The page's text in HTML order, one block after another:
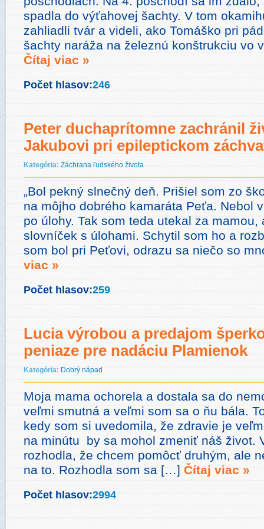
spadla do výťahovej šachty. V tom
zahliadli tvár a videli, ako Tomáško pri
šachty naráža na železnú konštrukciu vo
Čítaj viac »
Počet hlasov:246
Peter duchaprítomne zachránil
Jakubovi pri epileptickom
Kategória: Záchrana ľudského života
„Bol pekný slnečný deň. Prišiel som zo
na môjho dobrého kamaráta Peťa. Nebol
po úlohy. Tak som teda utekal za mamou,
slovníček s úlohami. Schytil som ho a
som bol pri Peťovi, odrazu sa niečo so
viac »
Počet hlasov:259
Lucia výrobou a predajom
peniaze pre nadáciu Plamienok
Kategória: Dobrý nápad
Moja mama ochorela a dostala sa do
veľmi smutná a veľmi som sa o ňu bála.
kedy som si uvedomila, že zdravie je
na minútu by sa mohol zmeniť náš život.
rozhodla, že chcem pomôcť druhým, ale
na to. Rozhodla som sa […] Čítaj viac »
Počet hlasov:2994